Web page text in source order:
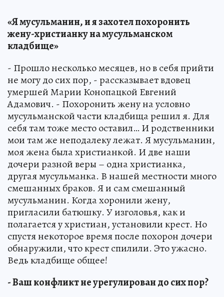
«Я мусульманин, и я захотел похоронить
жену-христианку на мусульманском
кладбище»
- Прошло несколько месяцев, но в себя прийти
не могу до сих пор, - рассказывает вдовец
умершей Марии Конопацкой Евгений
Адамович. - Похоронить жену на условно
мусульманской части кладбища решил я. Для
себя там тоже место оставил… И родственники
мои там же неподалеку лежат. Я мусульманин,
моя жена была христианкой. И две наши
дочери разной веры – одна христианка,
другая мусульманка. В нашей местности много
смешанных браков. Я и сам смешанный
мусульманин. Когда хоронили жену,
пригласили батюшку. У изголовья, как и
полагается у христиан, установили крест. Но
спустя некоторое время после похорон дочери
обнаружили, что крест спилили. Это ужасно.
Ведь кладбище общее!
- Ваш конфликт не урегулирован до сих пор?